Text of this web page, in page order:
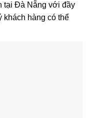
tại Đà Nẵng với đầy
khách hàng có thể